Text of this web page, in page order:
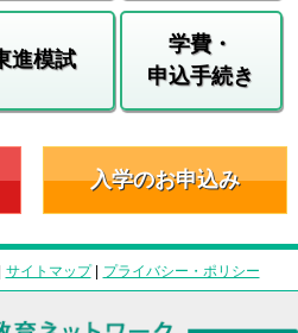
進模試
学費・
申込手続き
入学のお申込み
サイトマップ| プライバシー・ポリシー